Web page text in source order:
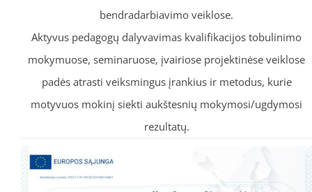
bendradarbiavimo veiklose.
Aktyvus pedagogų dalyvavimas kvalifikacijos tobulinimo
mokymuose, seminaruose, įvairiose projektinėse veiklose
padės atrasti veiksmingus įrankius ir metodus, kurie
motyvuos mokinį siekti aukštesnių mokymosi/ugdymosi
rezultatų.